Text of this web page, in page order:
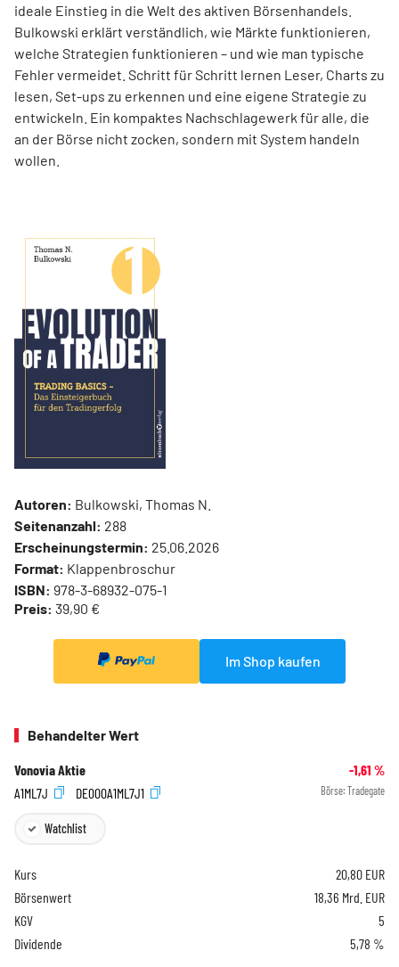
ideale Einstieg in die Welt des aktiven Börsenhandels.
Bulkowski erklärt verständlich, wie Märkte funktionieren,
welche Strategien funktionieren – und wie man typische
Fehler vermeidet. Schritt für Schritt lernen Leser, Charts zu
lesen, Set-ups zu erkennen und eine eigene Strategie zu
entwickeln. Ein kompaktes Nachschlagewerk für alle, die
an der Börse nicht zocken, sondern mit System handeln
wollen.
Autoren: Bulkowski, Thomas N.
Seitenanzahl: 288
Erscheinungstermin: 25.06.2026
Format: Klappenbroschur
ISBN: 978-3-68932-075-1
Preis: 39,90 €
Im Shop kaufen
Behandelter Wert
Vonovia Aktie -1,61 %
A1ML7J
DE000A1ML7J1 Börse: Tradegate
Watchlist
Kurs 20,80 EUR
Börsenwert
18,36 Mrd. EUR
KGV
5
Dividende
5,78 %